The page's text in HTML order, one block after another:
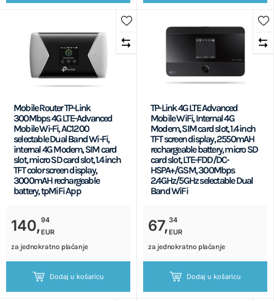
Mobile Router TP-Link
300Mbps 4G LTE-Advanced
Mobile Wi-Fi, AC1200
selectable Dual Band Wi-Fi,
internal 4G Modem, SIM card
slot, micro SD card slot, 1.4 inch
TFT color screen display,
3000mAH rechargeable
battery, tpMiFi App
140,94
EUR
za jednokratno plaćanje
Dodaj u košaricu
TP-Link 4G LTE Advanced
Mobile WiFi, Internal 4G
Modem, SIM card slot, 1.4 inch
TFT screen display, 2550mAH
rechargeable battery, micro SD
card slot, LTE-FDD/DC-
HSPA+/GSM, 300Mbps
2.4GHz/5GHz selectable Dual
Band WiFi
67,34
EUR
za jednokratno plaćanje
Dodaj u košaricu